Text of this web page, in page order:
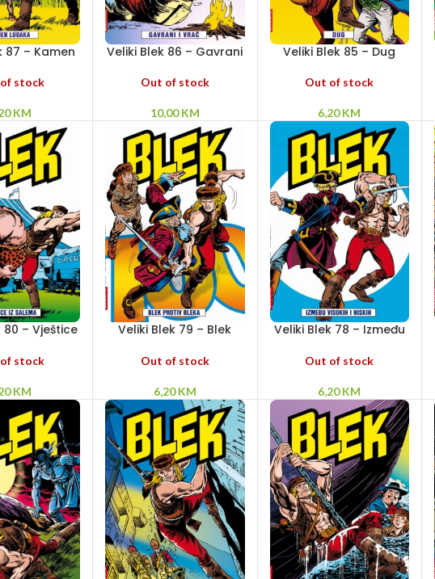
87 – Kamen
stock
KM
Veliki Blek 86 – Gavrani
Out of stock
10,00KM
Veliki Blek 85 – Dug
Out of stock
6,20KM
80 – Vještice
stock
KM
Veliki Blek 79 – Blek
Out of stock
6,20KM
Veliki Blek 78 – Između
Out of stock
6,20KM